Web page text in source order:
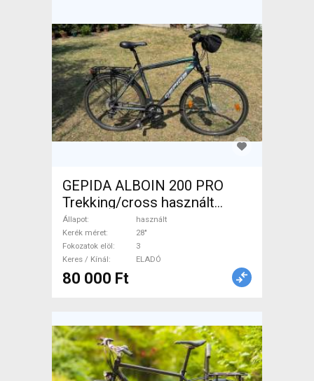
GEPIDA ALBOIN 200 PRO
Trekking/cross használt
ELADÓ
Állapot
használt
Kerék méret
28"
Fokozatok elöl
3
Keres / Kínál
ELADÓ
80 000 Ft